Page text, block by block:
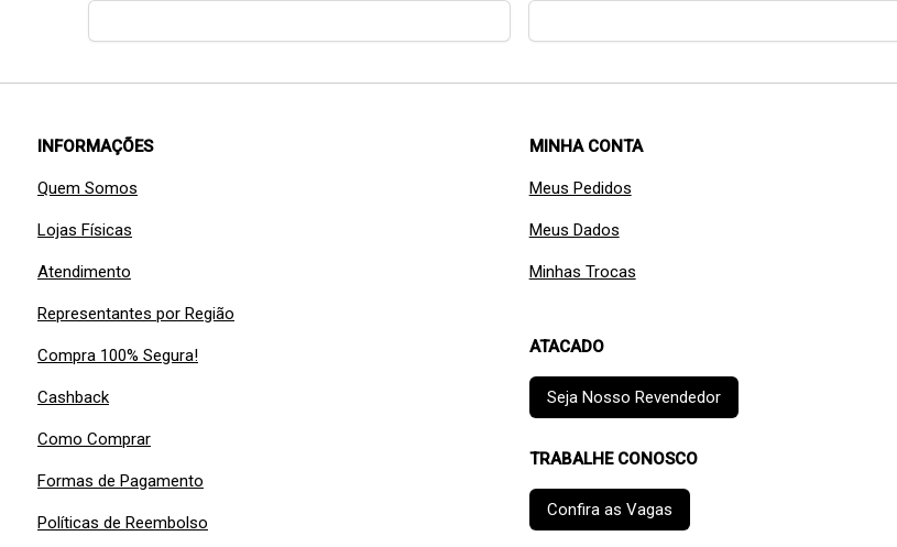
INFORMAÇÕES
Quem Somos
Lojas Físicas
Atendimento
Representantes por Região
Compra 100% Segura!
Cashback
Como Comprar
Formas de Pagamento
Políticas de Reembolso
MINHA CONTA
Meus Pedidos
Meus Dados
Minhas Trocas
ATACADO
Seja Nosso Revendedor
TRABALHE CONOSCO
Confira as Vagas